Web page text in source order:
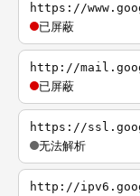
https://
已屏蔽
http://
已屏蔽
https://
无法解析
http://